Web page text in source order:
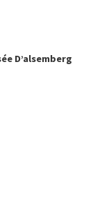
D’alsemberg